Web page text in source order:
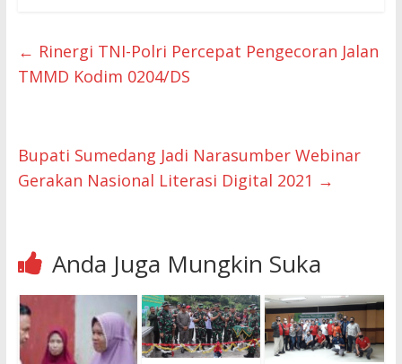
← Rinergi TNI-Polri Percepat Pengecoran Jalan
TMMD Kodim 0204/DS
Bupati Sumedang Jadi Narasumber Webinar
Gerakan Nasional Literasi Digital 2021 →
Anda Juga Mungkin Suka